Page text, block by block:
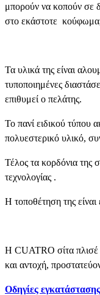
μπορούν να κοπούν σε
στο εκάστοτε
Τα υλικά της είναι
τυποποιημένες
επιθυμεί ο πελάτης.
Το πανί ειδικού τύπου
πολυεστερικό υλικό,
Τέλος τα κορδόνια της
τεχνολογίας .
Η τοποθέτηση της
Η CUATRO σίτα πλισέ
και αντοχή,
Οδηγίες εγκατάστασης